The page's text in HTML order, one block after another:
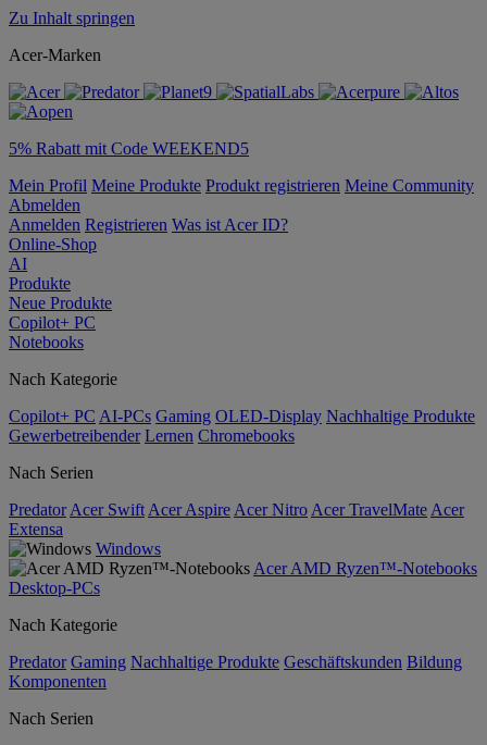
Zu Inhalt springen
Acer-Marken
5% Rabatt mit Code WEEKEND5
Mein Profil Meine Produkte Produkt registrieren Meine Community
Abmelden
Anmelden Registrieren Was ist Acer ID?
Online-Shop
AI
Produkte
Neue Produkte
Copilot+ PC
Notebooks
Nach Kategorie
Copilot+ PC AI-PCs Gaming OLED-Display Nachhaltige Produkte
Gewerbetreibender Lernen Chromebooks
Nach Serien
Predator Acer Swift Acer Aspire Acer Nitro Acer TravelMate Acer
Extensa
Windows
Acer AMD Ryzen™-Notebooks
Desktop-PCs
Nach Kategorie
Predator Gaming Nachhaltige Produkte Geschäftskunden Bildung
Komponenten
Nach Serien